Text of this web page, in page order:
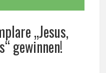
„Jesus,
gewinnen!